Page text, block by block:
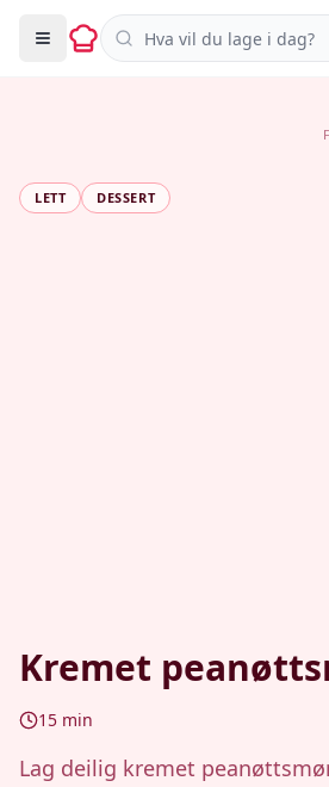
Søk i oppskrifter
LETT DESSERT
Kremet
15 min
Lag deilig kremet